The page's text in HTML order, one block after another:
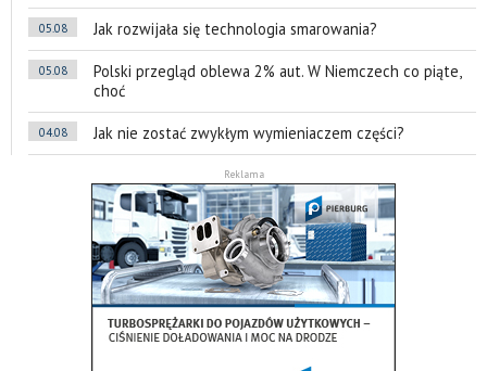
05.08 Jak rozwijała się technologia smarowania?
05.08
Polski przegląd oblewa 2% aut. W Niemczech co piąte,
choć
04.08 Jak nie zostać zwykłym wymieniaczem części?
Reklama